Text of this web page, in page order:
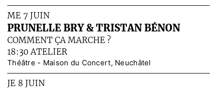
ME 7 JUIN
PRUNELLE BRY & TRISTAN BÉNON
COMMENT ÇA MARCHE ?
18:30 ATELIER
Théâtre - Maison du Concert, Neuchâtel
JE 8 JUIN